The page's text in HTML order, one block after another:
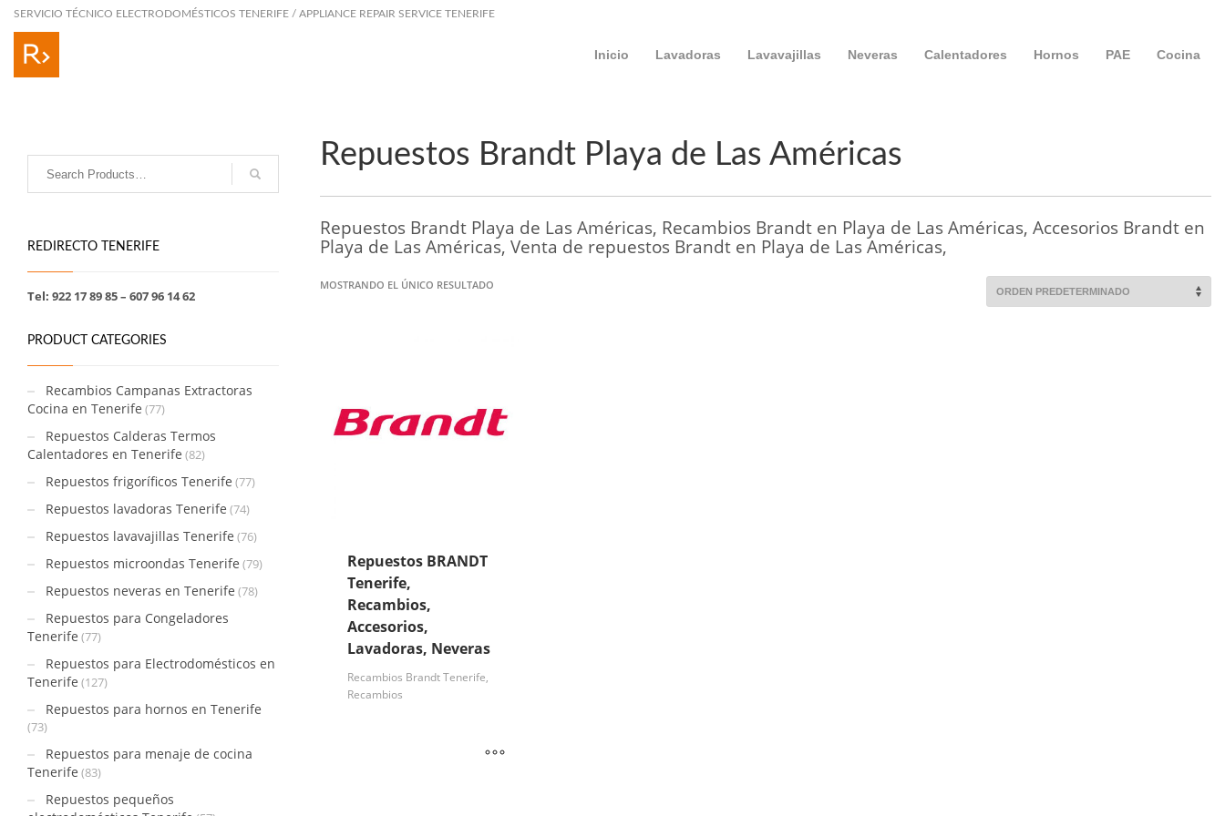
SERVICIO TÉCNICO ELECTRODOMÉSTICOS TENERIFE / APPLIANCE REPAIR SERVICE TENERIFE
Inicio Lavadoras Lavavajillas Neveras Calentadores Hornos PAE Cocina
Repuestos Brandt Playa de Las Américas
Repuestos Brandt Playa de Las Américas, Recambios Brandt en Playa de Las Américas, Accesorios Brandt en
Playa de Las Américas, Venta de repuestos Brandt en Playa de Las Américas,
MOSTRANDO EL ÚNICO RESULTADO
Repuestos BRANDT
Tenerife,
Recambios,
Accesorios,
Lavadoras, Neveras
Recambios Brandt Tenerife,
Recambios
REDIRECTO TENERIFE
Tel: 922 17 89 85 – 607 96 14 62
PRODUCT CATEGORIES
Recambios Campanas Extractoras
Cocina en Tenerife (77)
Repuestos Calderas Termos
Calentadores en Tenerife (82)
Repuestos frigoríficos Tenerife (77)
Repuestos lavadoras Tenerife (74)
Repuestos lavavajillas Tenerife (76)
Repuestos microondas Tenerife (79)
Repuestos neveras en Tenerife (78)
Repuestos para Congeladores
Tenerife (77)
Repuestos para Electrodomésticos en
Tenerife (127)
Repuestos para hornos en Tenerife
(73)
Repuestos para menaje de cocina
Tenerife (83)
Repuestos pequeños